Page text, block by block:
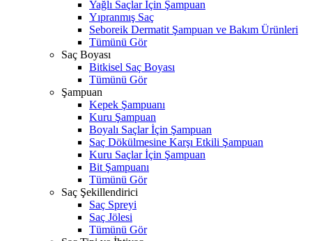
Yağlı Saçlar İçin Şampuan
Yıpranmış Saç
Seboreik Dermatit Şampuan ve Bakım Ürünleri
Tümünü Gör
Saç Boyası
Bitkisel Saç Boyası
Tümünü Gör
Şampuan
Kepek Şampuanı
Kuru Şampuan
Boyalı Saçlar İçin Şampuan
Saç Dökülmesine Karşı Etkili Şampuan
Kuru Saçlar İçin Şampuan
Bit Şampuanı
Tümünü Gör
Saç Şekillendirici
Saç Spreyi
Saç Jölesi
Tümünü Gör